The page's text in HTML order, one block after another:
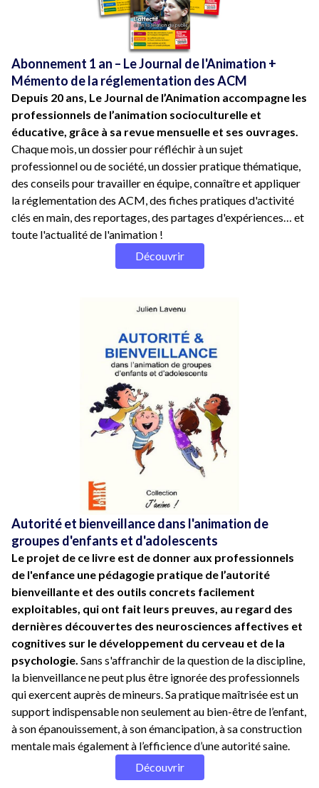
Abonnement 1 an – Le Journal de l'Animation +
Mémento de la réglementation des ACM
Depuis 20 ans, Le Journal de l’Animation accompagne les
professionnels de l’animation socioculturelle et
éducative, grâce à sa revue mensuelle et ses ouvrages.
Chaque mois, un dossier pour réfléchir à un sujet
professionnel ou de société, un dossier pratique thématique,
des conseils pour travailler en équipe, connaître et appliquer
la réglementation des ACM, des fiches pratiques d'activité
clés en main, des reportages, des partages d'expériences… et
toute l'actualité de l'animation !
Découvrir
Autorité et bienveillance dans l'animation de
groupes d'enfants et d'adolescents
Le projet de ce livre est de donner aux professionnels
de l'enfance une pédagogie pratique de l’autorité
bienveillante et des outils concrets facilement
exploitables, qui ont fait leurs preuves, au regard des
dernières découvertes des neurosciences affectives et
cognitives sur le développement du cerveau et de la
psychologie. Sans s'affranchir de la question de la discipline,
la bienveillance ne peut plus être ignorée des professionnels
qui exercent auprès de mineurs. Sa pratique maîtrisée est un
support indispensable non seulement au bien-être de l’enfant,
à son épanouissement, à son émancipation, à sa construction
mentale mais également à l’efficience d’une autorité saine.
Découvrir